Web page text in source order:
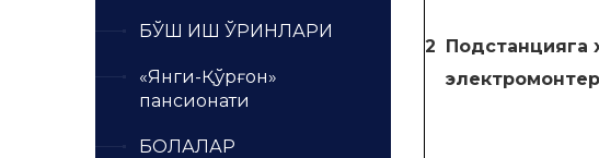
2 Подстанцияга
электромонтер
БЎШ ИШ ЎРИНЛАРИ
«Янги-Қўрғон»
пансионати
БОЛАЛАР